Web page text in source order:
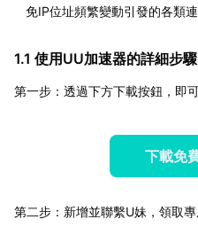
免IP位址頻繁變動引發的各類連
1.1 使用UU加速器的詳細步驟
第一步：透過下方下載按鈕，即
下載免
第二步：新增並聯繫U妹，領取專